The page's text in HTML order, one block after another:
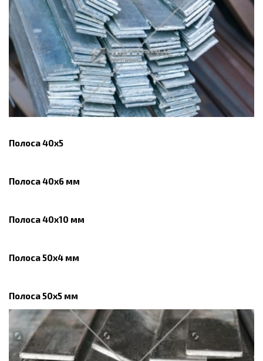
Полоса 40х5
Полоса 40х6 мм
Полоса 40х10 мм
Полоса 50х4 мм
Полоса 50x5 мм